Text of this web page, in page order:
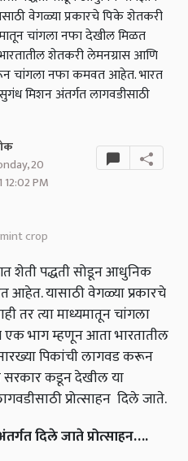
वेगळ्या प्रकारचे पिके शेतकरी
चांगला नफा देखील मिळत
शेतकरी लेमनग्रास आणि
चांगला नफा कमवत आहेत. भारत
मिशन अंतर्गत लागवडीसाठी
20
PM
crop
शेती पद्धती सोडून आधुनिक
आहेत. यासाठी वेगळ्या प्रकारचे
तर त्या माध्यमातून चांगला
भाग म्हणून आता भारतातील
पिकांची लागवड करून
कडून देखील या
प्रोत्साहन दिले जाते.
दिले जाते प्रोत्साहन….